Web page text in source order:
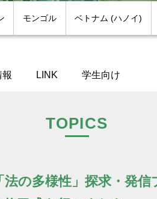
モンゴル ベトナム (ハノイ)
LINK 学生向け
TOPICS
法の多様性」探求・発